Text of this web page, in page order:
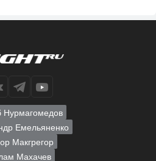
Нурмагомедов
Емельяненко
Макгрегор
Махачев